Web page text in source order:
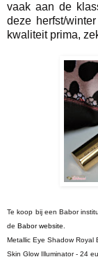
vaak aan de
deze herfst/
kwaliteit prima,
Te koop bij een Babor
de Babor website.
Metallic Eye Shadow
Skin Glow Illuminator - 24